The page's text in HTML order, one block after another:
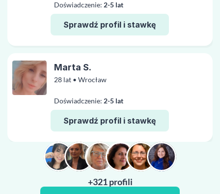
Doświadczenie: 2-5 lat
Sprawdź profil i stawkę
28 lat • Wrocław
Doświadczenie: 2-5 lat
Sprawdź profil i stawkę
Marta S.
+321 profili